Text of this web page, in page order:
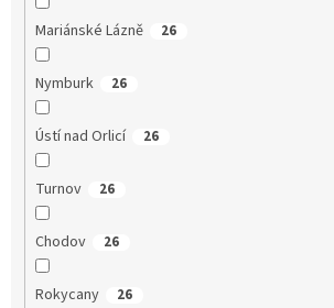
Mariánské Lázně 26
Nymburk 26
Ústí nad Orlicí 26
Turnov 26
Chodov 26
Rokycany 26